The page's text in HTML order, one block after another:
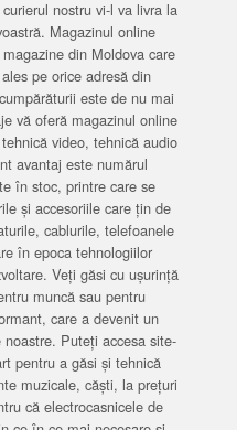
nostru vi-l va livra la
Magazinul online
din Moldova care
pe orice adresă din
este de nu mai
vă oferă magazinul online
video, tehnică audio
avantaj este numărul
în stoc, printre care se
și accesoriile care țin de
cablurile, telefoanele
în epoca tehnologiilor
Veți găsi cu ușurință
muncă sau pentru
care a devenit un
Puteți accesa site-
pentru a găsi și tehnică
muzicale, căști, la prețuri
că electrocasnicele de